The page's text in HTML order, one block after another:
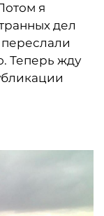
я
дел
Теперь жду